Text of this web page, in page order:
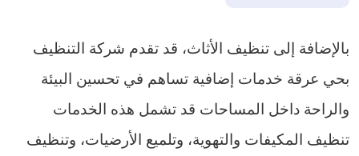
بالإضافة إلى تنظيف الأثاث، قد تقدم شركة التنظيف
بحي عرقة خدمات إضافية تساهم في تحسين البيئة
والراحة داخل المساحات قد تشمل هذه الخدمات
تنظيف المكيفات والتهوية، وتلميع الأرضيات، وتنظيف